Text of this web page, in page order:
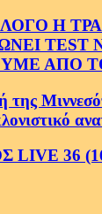
Η
TEST
ΑΠΟ
της
36